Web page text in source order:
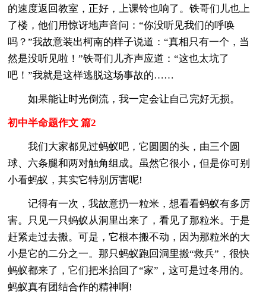
的速度返回教室，正好，上课铃也响了。铁哥们儿也上
了楼，他们用惊讶地声音问：“你没听见我们的呼唤
吗？”我故意装出柯南的样子说道：“真相只有一个，当
然是没听见啦！”铁哥们儿齐声应道：“这也太坑了
吧！”我就是这样逃脱这场事故的……
如果能让时光倒流，我一定会让自己完好无损。
初中半命题作文 篇2
我们大家都见过蚂蚁吧，它圆圆的头，由三个圆
球、六条腿和两对触角组成。虽然它很小，但是你可别
小看蚂蚁，其实它特别厉害呢!
记得有一次，我故意扔一粒米，想看看蚂蚁有多厉
害。只见一只蚂蚁从洞里出来了，看见了那粒米。于是
赶紧走过去搬。可是，它根本搬不动，因为那粒米的大
小是它的二分之一。那只蚂蚁跑回洞里搬“救兵”，很快
蚂蚁都来了，它们把米抬回了“家”，这可是过冬用的。
蚂蚁真有团结合作的精神啊!